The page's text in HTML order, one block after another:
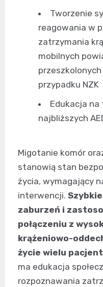
Tworzenie
reagowania w
zatrzymania
mobilnych
przypadku NZK
Edukacja
najbliższych
Migotanie komór
stanowią stan
życia, wymagający
interwencji.
zaburzeń i
połączeniu z
krążeniowo-
życie wielu
ma edukacja
rozpoznawania